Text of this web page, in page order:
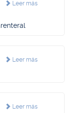
Leer más
Leer más
Leer más